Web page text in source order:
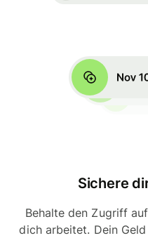
Sichere
Behalte den Zugriff
dich arbeitet. Dein